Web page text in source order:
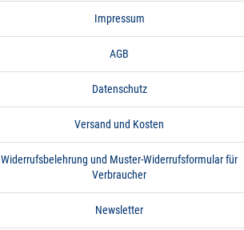
Impressum
AGB
Datenschutz
Versand und Kosten
Widerrufsbelehrung und Muster-Widerrufsformular für
Verbraucher
Newsletter